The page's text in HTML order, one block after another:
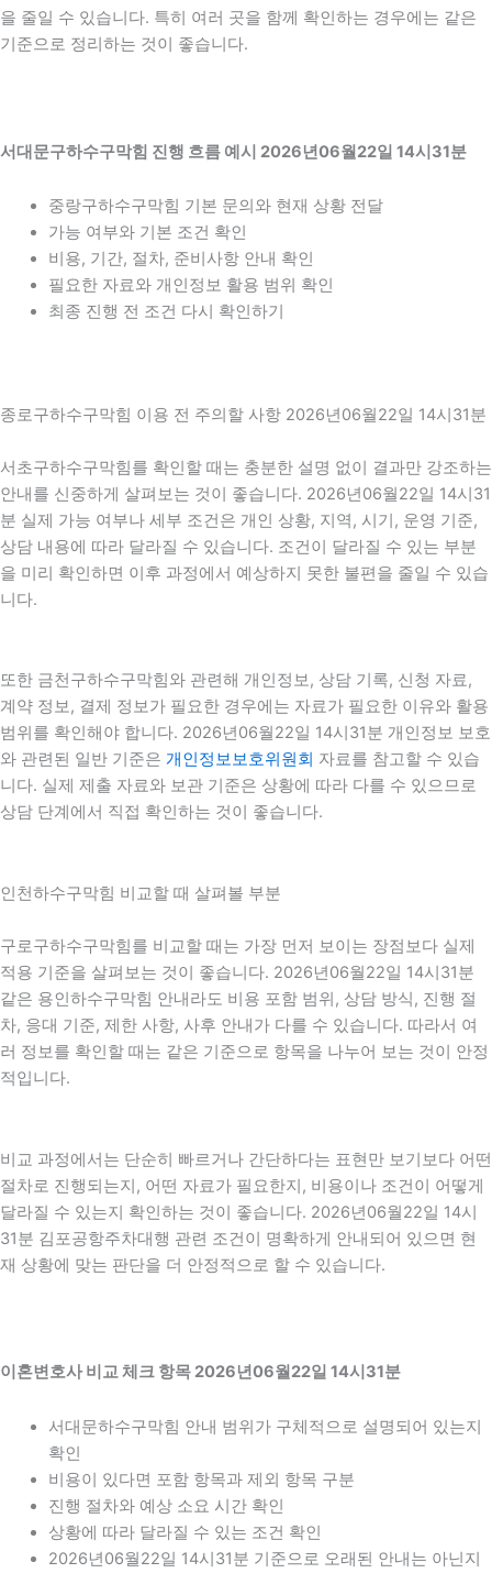
을 줄일 수 있습니다. 특히 여러 곳을 함께 확인하는 경우에는 같은
기준으로 정리하는 것이 좋습니다.
서대문구하수구막힘 진행 흐름 예시 2026년06월22일 14시31분
중랑구하수구막힘 기본 문의와 현재 상황 전달
가능 여부와 기본 조건 확인
비용, 기간, 절차, 준비사항 안내 확인
필요한 자료와 개인정보 활용 범위 확인
최종 진행 전 조건 다시 확인하기
종로구하수구막힘 이용 전 주의할 사항 2026년06월22일 14시31분
서초구하수구막힘를 확인할 때는 충분한 설명 없이 결과만 강조하는
안내를 신중하게 살펴보는 것이 좋습니다. 2026년06월22일 14시31
분 실제 가능 여부나 세부 조건은 개인 상황, 지역, 시기, 운영 기준,
상담 내용에 따라 달라질 수 있습니다. 조건이 달라질 수 있는 부분
을 미리 확인하면 이후 과정에서 예상하지 못한 불편을 줄일 수 있습
니다.
또한 금천구하수구막힘와 관련해 개인정보, 상담 기록, 신청 자료,
계약 정보, 결제 정보가 필요한 경우에는 자료가 필요한 이유와 활용
범위를 확인해야 합니다. 2026년06월22일 14시31분 개인정보 보호
와 관련된 일반 기준은 개인정보보호위원회 자료를 참고할 수 있습
니다. 실제 제출 자료와 보관 기준은 상황에 따라 다를 수 있으므로
상담 단계에서 직접 확인하는 것이 좋습니다.
인천하수구막힘 비교할 때 살펴볼 부분
구로구하수구막힘를 비교할 때는 가장 먼저 보이는 장점보다 실제
적용 기준을 살펴보는 것이 좋습니다. 2026년06월22일 14시31분
같은 용인하수구막힘 안내라도 비용 포함 범위, 상담 방식, 진행 절
차, 응대 기준, 제한 사항, 사후 안내가 다를 수 있습니다. 따라서 여
러 정보를 확인할 때는 같은 기준으로 항목을 나누어 보는 것이 안정
적입니다.
비교 과정에서는 단순히 빠르거나 간단하다는 표현만 보기보다 어떤
절차로 진행되는지, 어떤 자료가 필요한지, 비용이나 조건이 어떻게
달라질 수 있는지 확인하는 것이 좋습니다. 2026년06월22일 14시
31분 김포공항주차대행 관련 조건이 명확하게 안내되어 있으면 현
재 상황에 맞는 판단을 더 안정적으로 할 수 있습니다.
이혼변호사 비교 체크 항목 2026년06월22일 14시31분
서대문하수구막힘 안내 범위가 구체적으로 설명되어 있는지
확인
비용이 있다면 포함 항목과 제외 항목 구분
진행 절차와 예상 소요 시간 확인
상황에 따라 달라질 수 있는 조건 확인
2026년06월22일 14시31분 기준으로 오래된 안내는 아닌지